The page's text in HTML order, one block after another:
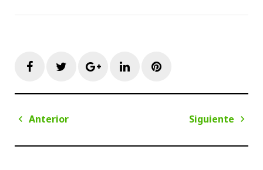
FacebookTwitterGoogle+LinkedInPinterest
Navegación
entradas
Anterior
Siguiente